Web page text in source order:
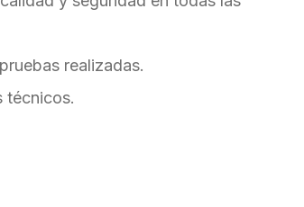
realizadas.
técnicos.